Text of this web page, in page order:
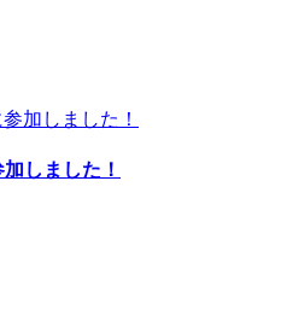
しました！